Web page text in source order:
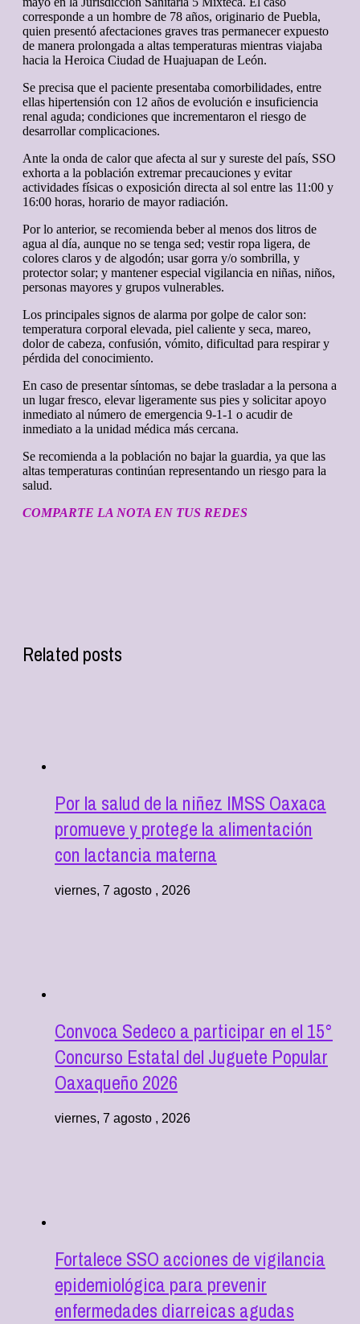
corresponde a un hombre de 78 años, originario de Puebla,
quien presentó afectaciones graves tras permanecer expuesto
de manera prolongada a altas temperaturas mientras viajaba
hacia la Heroica Ciudad de Huajuapan de León.
Se precisa que el paciente presentaba comorbilidades, entre
ellas hipertensión con 12 años de evolución e insuficiencia
renal aguda; condiciones que incrementaron el riesgo de
desarrollar complicaciones.
Ante la onda de calor que afecta al sur y sureste del país, SSO
exhorta a la población extremar precauciones y evitar
actividades físicas o exposición directa al sol entre las 11:00 y
16:00 horas, horario de mayor radiación.
Por lo anterior, se recomienda beber al menos dos litros de
agua al día, aunque no se tenga sed; vestir ropa ligera, de
colores claros y de algodón; usar gorra y/o sombrilla, y
protector solar; y mantener especial vigilancia en niñas, niños,
personas mayores y grupos vulnerables.
Los principales signos de alarma por golpe de calor son:
temperatura corporal elevada, piel caliente y seca, mareo,
dolor de cabeza, confusión, vómito, dificultad para respirar y
pérdida del conocimiento.
En caso de presentar síntomas, se debe trasladar a la persona a
un lugar fresco, elevar ligeramente sus pies y solicitar apoyo
inmediato al número de emergencia 9-1-1 o acudir de
inmediato a la unidad médica más cercana.
Se recomienda a la población no bajar la guardia, ya que las
altas temperaturas continúan representando un riesgo para la
salud.
COMPARTE LA NOTA EN TUS REDES
Related posts
Por la salud de la niñez IMSS Oaxaca
promueve y protege la alimentación
con lactancia materna
viernes, 7 agosto , 2026
Convoca Sedeco a participar en el 15°
Concurso Estatal del Juguete Popular
Oaxaqueño 2026
viernes, 7 agosto , 2026
Fortalece SSO acciones de vigilancia
epidemiológica para prevenir
enfermedades diarreicas agudas